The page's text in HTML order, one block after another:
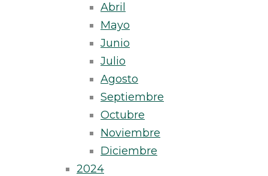
Abril
Mayo
Junio
Julio
Agosto
Septiembre
Octubre
Noviembre
Diciembre
2024